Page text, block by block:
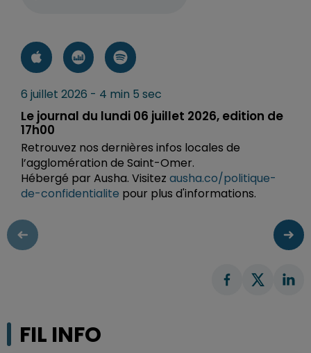
6 juillet 2026 - 4 min 5 sec
Le journal du lundi 06 juillet 2026, edition de
17h00
Retrouvez nos dernières infos locales de
l’agglomération de Saint-Omer.
Hébergé par Ausha. Visitez ausha.co/politique-
de-confidentialite pour plus d'informations.
FIL INFO